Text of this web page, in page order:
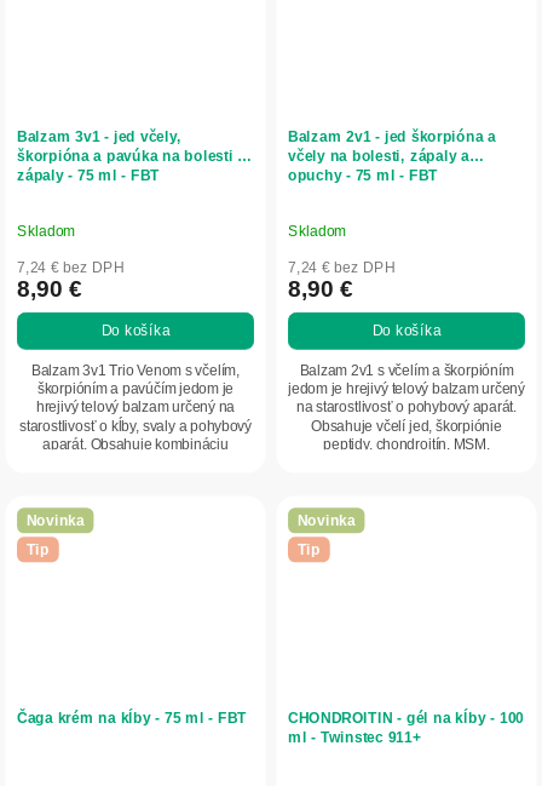
Balzam 3v1 - jed včely,
škorpióna a pavúka na bolesti a
zápaly - 75 ml - FBT
Skladom
7,24 € bez DPH
8,90 €
Do košíka
Balzam 3v1 Trio Venom s včelím,
škorpióním a pavúčím jedom je
hrejivý telový balzam určený na
starostlivosť o kĺby, svaly a pohybový
aparát. Obsahuje kombináciu
Balzam 2v1 - jed škorpióna a
včely na bolesti, zápaly a
opuchy - 75 ml - FBT
Skladom
7,24 € bez DPH
8,90 €
Do košíka
Balzam 2v1 s včelím a škorpióním
jedom je hrejivý telový balzam určený
na starostlivosť o pohybový aparát.
Obsahuje včelí jed, škorpiónie
peptidy, chondroitín, MSM,
Novinka
Tip
Čaga krém na kĺby - 75 ml - FBT
Novinka
Tip
CHONDROITIN - gél na kĺby - 100
ml - Twinstec 911+